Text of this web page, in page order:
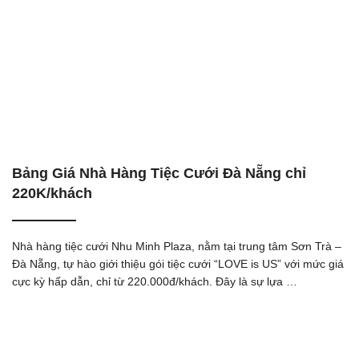
Bảng Giá Nhà Hàng Tiệc Cưới Đà Nẵng chỉ
220K/khách
Nhà hàng tiệc cưới Nhu Minh Plaza, nằm tại trung tâm Sơn Trà –
Đà Nẵng, tự hào giới thiệu gói tiệc cưới “LOVE is US” với mức giá
cực kỳ hấp dẫn, chỉ từ 220.000đ/khách. Đây là sự lựa …